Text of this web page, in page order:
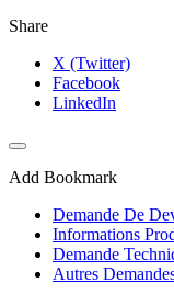
Share
X (Twitter)
Facebook
LinkedIn
Add Bookmark
Demande De
Informations
Demande
Autres